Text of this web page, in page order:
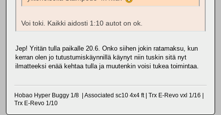
Voi toki. Kaikki aidosti 1:10 autot on ok.
Jep! Yritän tulla paikalle 20.6. Onko siihen jokin ratamaksu, kun
kerran olen jo tutustumiskäynnillä käynyt niin tuskin sitä nyt
ilmatteeksi enää kehtaa tulla ja muutenkin voisi tukea toimintaa.
Hobao Hyper Buggy 1/8 | Associated sc10 4x4 ft | Trx E-Revo vxl 1/16 |
Trx E-Revo 1/10